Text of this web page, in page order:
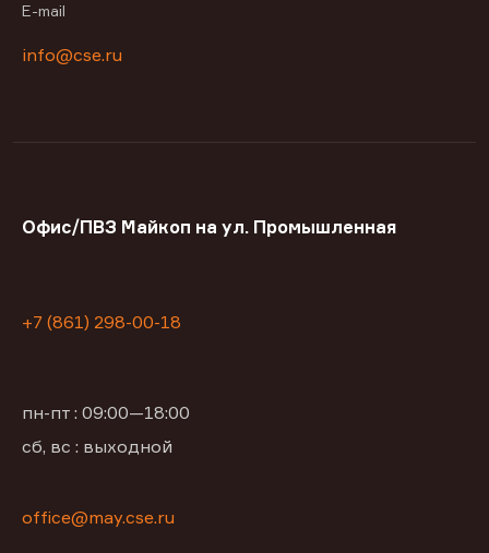
E-mail
info@cse.ru
Офис/ПВЗ Майкоп на ул. Промышленная
+7 (861) 298-00-18
пн-пт : 09:00—18:00
сб, вс : выходной
office@may.cse.ru